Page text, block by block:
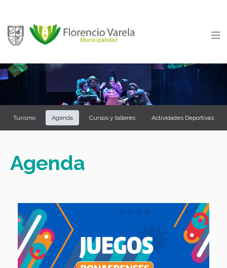
Turismo Agenda Cursos y talleres Actividades Deportivas
Agenda